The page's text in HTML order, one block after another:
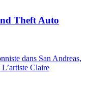
Theft Auto
dans San Andreas,
Claire